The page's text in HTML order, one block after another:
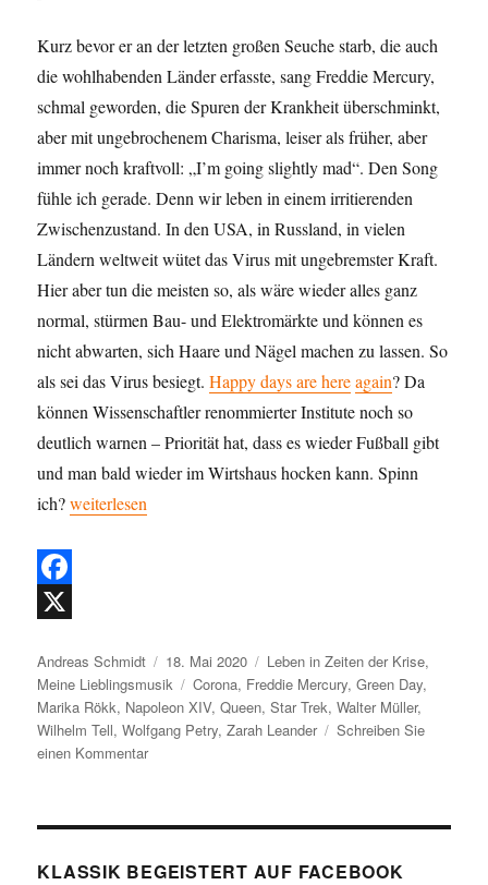
Kurz bevor er an der letzten großen Seuche starb, die auch
die wohlhabenden Länder erfasste, sang Freddie Mercury,
schmal geworden, die Spuren der Krankheit überschminkt,
aber mit ungebrochenem Charisma, leiser als früher, aber
immer noch kraftvoll: „I’m going slightly mad“. Den Song
fühle ich gerade. Denn wir leben in einem irritierenden
Zwischenzustand. In den USA, in Russland, in vielen
Ländern weltweit wütet das Virus mit ungebremster Kraft.
Hier aber tun die meisten so, als wäre wieder alles ganz
normal, stürmen Bau- und Elektromärkte und können es
nicht abwarten, sich Haare und Nägel machen zu lassen. So
als sei das Virus besiegt.Happy days arehere again? Da
können Wissenschaftler renommierter Institute noch so
deutlich warnen – Priorität hat, dass es wieder Fußball gibt
und man bald wieder im Wirtshaus hocken kann. Spinn
ich?„Meine Lieblingsmusik 31: Zeitgemäße Musik – der
weiterlesen
F
c
e
b
Autor
Andreas Schmidt
Veröffentlicht
am
18. Mai 2020 Kategorien
Leben in Zeiten der Krise,
Meine Lieblingsmusik
Schlagwörter
Corona, Freddie Mercury,Green Day,
Marika Rökk, Napoleon XIV,Queen,Star Trek,Walter Müller,
Wilhelm Tell,Wolfgang Petry,Zarah Leander
Schreiben Sie
einen Kommentarzu
31:
Musik
KLASSIK BEGEISTERT AUF FACEBOOK